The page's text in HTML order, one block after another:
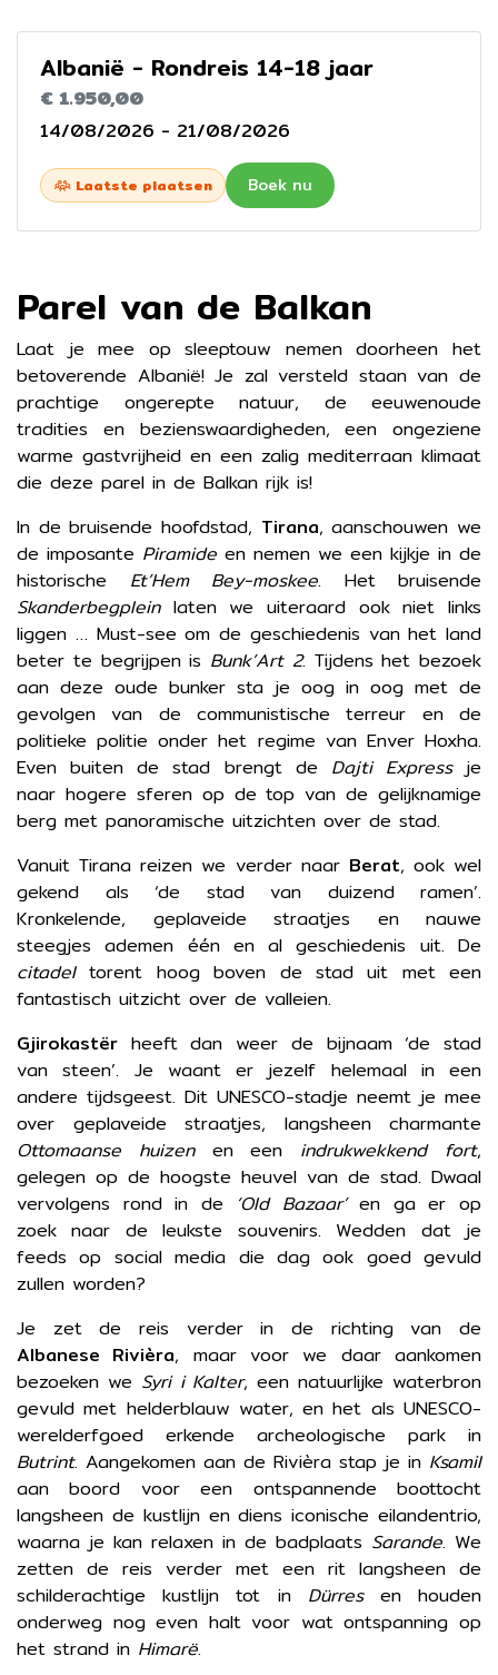
Albanië - Rondreis 14-18 jaar
€ 1.950,00
14/08/2026 - 21/08/2026
Laatste plaatsen Boek nu
Parel van de Balkan
Laat je mee op sleeptouw nemen doorheen het
betoverende Albanië! Je zal versteld staan van de
prachtige ongerepte natuur, de eeuwenoude
tradities en bezienswaardigheden, een ongeziene
warme gastvrijheid en een zalig mediterraan klimaat
die deze parel in de Balkan rijk is!
In de bruisende hoofdstad, Tirana, aanschouwen we
de imposante Piramide en nemen we een kijkje in de
historische Et’Hem Bey-moskee. Het bruisende
Skanderbegpleinlaten we uiteraard ook niet links
liggen … Must-see om de geschiedenis van het land
beter te begrijpen is Bunk’Art 2. Tijdens het bezoek
aan deze oude bunker sta je oog in oog met de
gevolgen van de communistische terreur en de
politieke politie onder het regime van Enver Hoxha.
Even buiten de stad brengt de Dajti Expressje
naar hogere sferen op de top van de gelijknamige
berg met panoramische uitzichten over de stad.
Vanuit Tirana reizen we verder naar Berat, ook wel
gekend als ‘de stad van duizend ramen’.
Kronkelende, geplaveide straatjes en nauwe
steegjes ademen één en al geschiedenis uit. De
citadeltorent hoog boven de stad uit met een
fantastisch uitzicht over de valleien.
Gjirokastër heeft dan weer de bijnaam ‘de stad
van steen’. Je waant er jezelf helemaal in een
andere tijdsgeest. Dit UNESCO-stadje neemt je mee
over geplaveide straatjes, langsheen charmante
Ottomaanse huizenen een indrukwekkend fort,
gelegen op de hoogste heuvel van de stad. Dwaal
vervolgens rond in de ‘Old Bazaar’en ga er op
zoek naar de leukste souvenirs. Wedden dat je
feeds op social media die dag ook goed gevuld
zullen worden?
Je zet de reis verder in de richting van de
Albanese Rivièra, maar voor we daar aankomen
bezoeken we Syri i Kalter, een natuurlijke waterbron
gevuld met helderblauw water, en het als UNESCO-
werelderfgoed erkende archeologische park in
Butrint. Aangekomen aan de Rivièra stap je in Ksamil
aan boord voor een ontspannende boottocht
langsheen de kustlijn en diens iconische eilandentrio,
waarna je kan relaxen in de badplaats Sarande. We
zetten de reis verder met een rit langsheen de
schilderachtige kustlijn tot in Dürresen houden
onderweg nog even halt voor wat ontspanning op
het strand in Himarë.